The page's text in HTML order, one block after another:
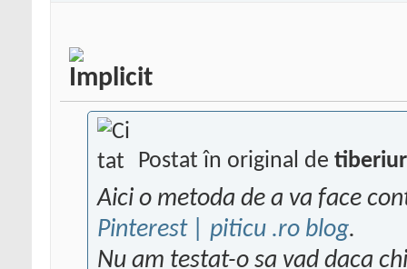
Postat în original de tiberiur
Aici o metoda de a va face
Pinterest | piticu .ro blog.
Nu am testat-o sa vad daca